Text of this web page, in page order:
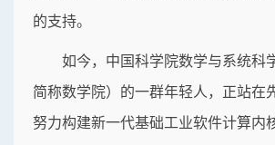
的支持。
如今，中国科学院数学与系统科
简称数学院）的一群年轻人，正站在
努力构建新一代基础工业软件计算内